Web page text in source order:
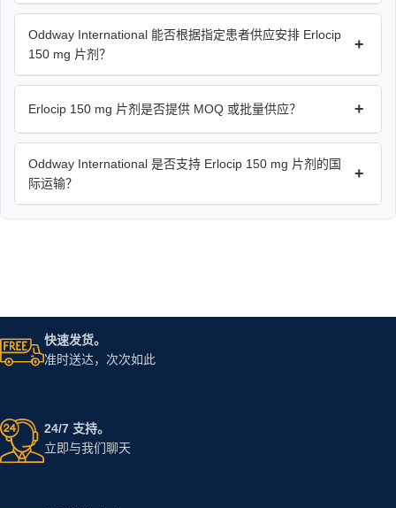
Oddway International 能否根据指定患者供应安排 Erlocip
150 mg 片剂？
+
Erlocip 150 mg 片剂是否提供 MOQ 或批量供应？ +
Oddway International 是否支持 Erlocip 150 mg 片剂的国
际运输？
+
快速发货。
准时送达，次次如此
24/7 支持。
立即与我们聊天